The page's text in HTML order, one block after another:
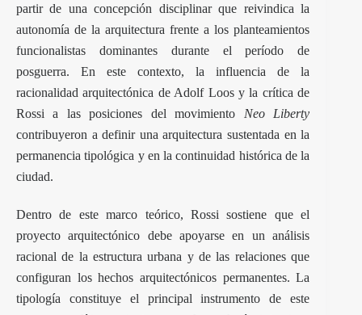
partir de una concepción disciplinar que reivindica la
autonomía de la arquitectura frente a los planteamientos
funcionalistas dominantes durante el período de
posguerra. En este contexto, la influencia de la
racionalidad arquitectónica de Adolf Loos y la crítica de
Rossi a las posiciones del movimiento Neo Liberty
contribuyeron a definir una arquitectura sustentada en la
permanencia tipológica y en la continuidad histórica de la
ciudad.
Dentro de este marco teórico, Rossi sostiene que el
proyecto arquitectónico debe apoyarse en un análisis
racional de la estructura urbana y de las relaciones que
configuran los hechos arquitectónicos permanentes. La
tipología constituye el principal instrumento de este